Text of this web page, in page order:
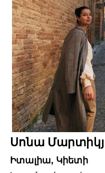
Սոնա
Իտալիա, Կիետի